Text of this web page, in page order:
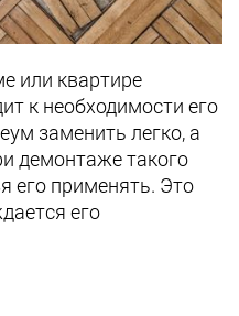
или квартире
к необходимости его
заменить легко, а
демонтаже такого
его применять. Это
его